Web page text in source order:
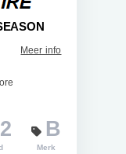
Meer info
B
Merk